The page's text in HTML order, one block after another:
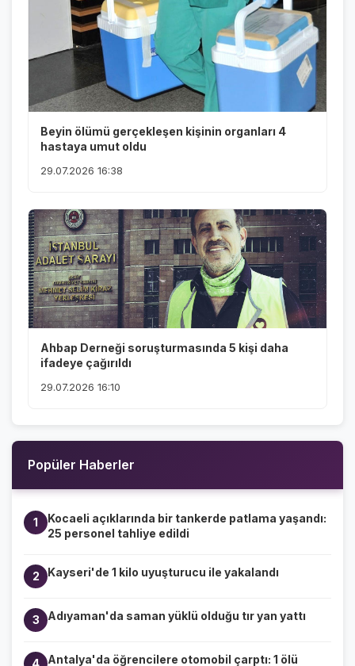
Beyin ölümü gerçekleşen kişinin organları 4
hastaya umut oldu
29.07.2026 16:38
Ahbap Derneği soruşturmasında 5 kişi daha
ifadeye çağırıldı
29.07.2026 16:10
Popüler Haberler
1
Kocaeli açıklarında bir tankerde patlama yaşandı:
25 personel tahliye edildi
2 Kayseri'de 1 kilo uyuşturucu ile yakalandı
3 Adıyaman'da saman yüklü olduğu tır yan yattı
4 Antalya'da öğrencilere otomobil çarptı: 1 ölü